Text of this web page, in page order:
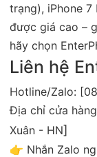
trạng), iPhone
được giá cao –
hãy chọn
Liên hệ
Hotline/Zalo:
Địa chỉ cửa
Xuân - HN]
👉 Nhắn Zalo